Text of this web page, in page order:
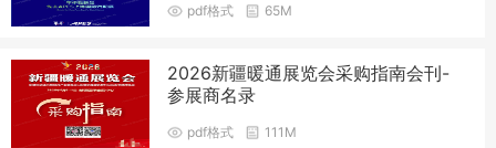
pdf格式 65M
2026新疆暖通展览会采购指南会刊-
参展商名录
pdf格式 111M